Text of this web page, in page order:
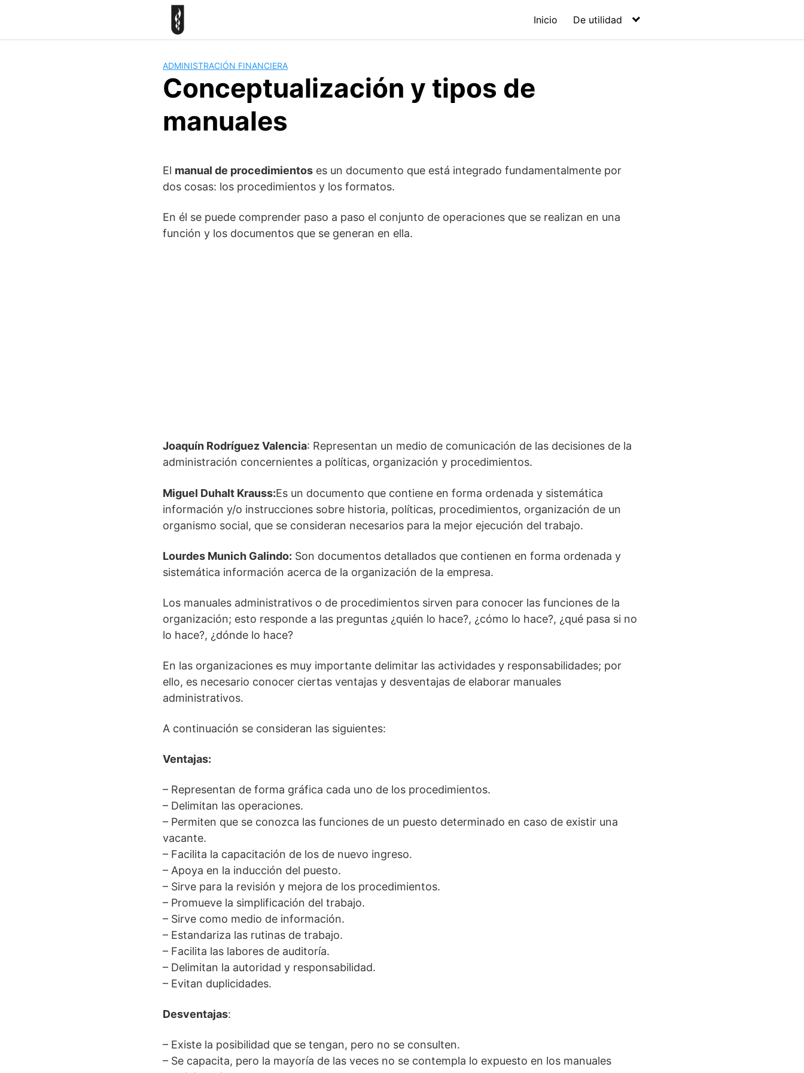
Inicio De utilidad
ADMINISTRACIÓN FINANCIERA
Conceptualización y tipos de
manuales
El manual de procedimientos es un documento que está integrado fundamentalmente por
dos cosas: los procedimientos y los formatos.
En él se puede comprender paso a paso el conjunto de operaciones que se realizan en una
función y los documentos que se generan en ella.
Joaquín Rodríguez Valencia: Representan un medio de comunicación de las decisiones de la
administración concernientes a políticas, organización y procedimientos.
Miguel Duhalt Krauss:Es un documento que contiene en forma ordenada y sistemática
información y/o instrucciones sobre historia, políticas, procedimientos, organización de un
organismo social, que se consideran necesarios para la mejor ejecución del trabajo.
Lourdes Munich Galindo: Son documentos detallados que contienen en forma ordenada y
sistemática información acerca de la organización de la empresa.
Los manuales administrativos o de procedimientos sirven para conocer las funciones de la
organización; esto responde a las preguntas ¿quién lo hace?, ¿cómo lo hace?, ¿qué pasa si no
lo hace?, ¿dónde lo hace?
En las organizaciones es muy importante delimitar las actividades y responsabilidades; por
ello, es necesario conocer ciertas ventajas y desventajas de elaborar manuales
administrativos.
A continuación se consideran las siguientes:
Ventajas:
– Representan de forma gráfica cada uno de los procedimientos.
– Delimitan las operaciones.
– Permiten que se conozca las funciones de un puesto determinado en caso de existir una
vacante.
– Facilita la capacitación de los de nuevo ingreso.
– Apoya en la inducción del puesto.
– Sirve para la revisión y mejora de los procedimientos.
– Promueve la simplificación del trabajo.
– Sirve como medio de información.
– Estandariza las rutinas de trabajo.
– Facilita las labores de auditoría.
– Delimitan la autoridad y responsabilidad.
– Evitan duplicidades.
Desventajas:
– Existe la posibilidad que se tengan, pero no se consulten.
– Se capacita, pero la mayoría de las veces no se contempla lo expuesto en los manuales